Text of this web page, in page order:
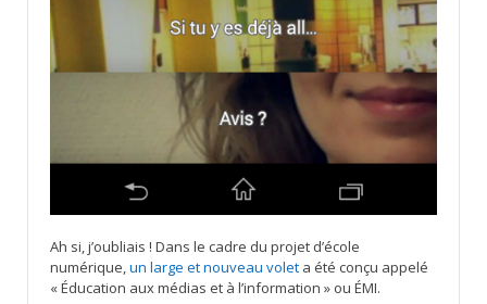
Ah si, j’oubliais ! Dans le cadre du projet d’école
numérique,un large et nouveau volet a été conçu appelé
« Éducation aux médias et à l’information » ou ÉMI.